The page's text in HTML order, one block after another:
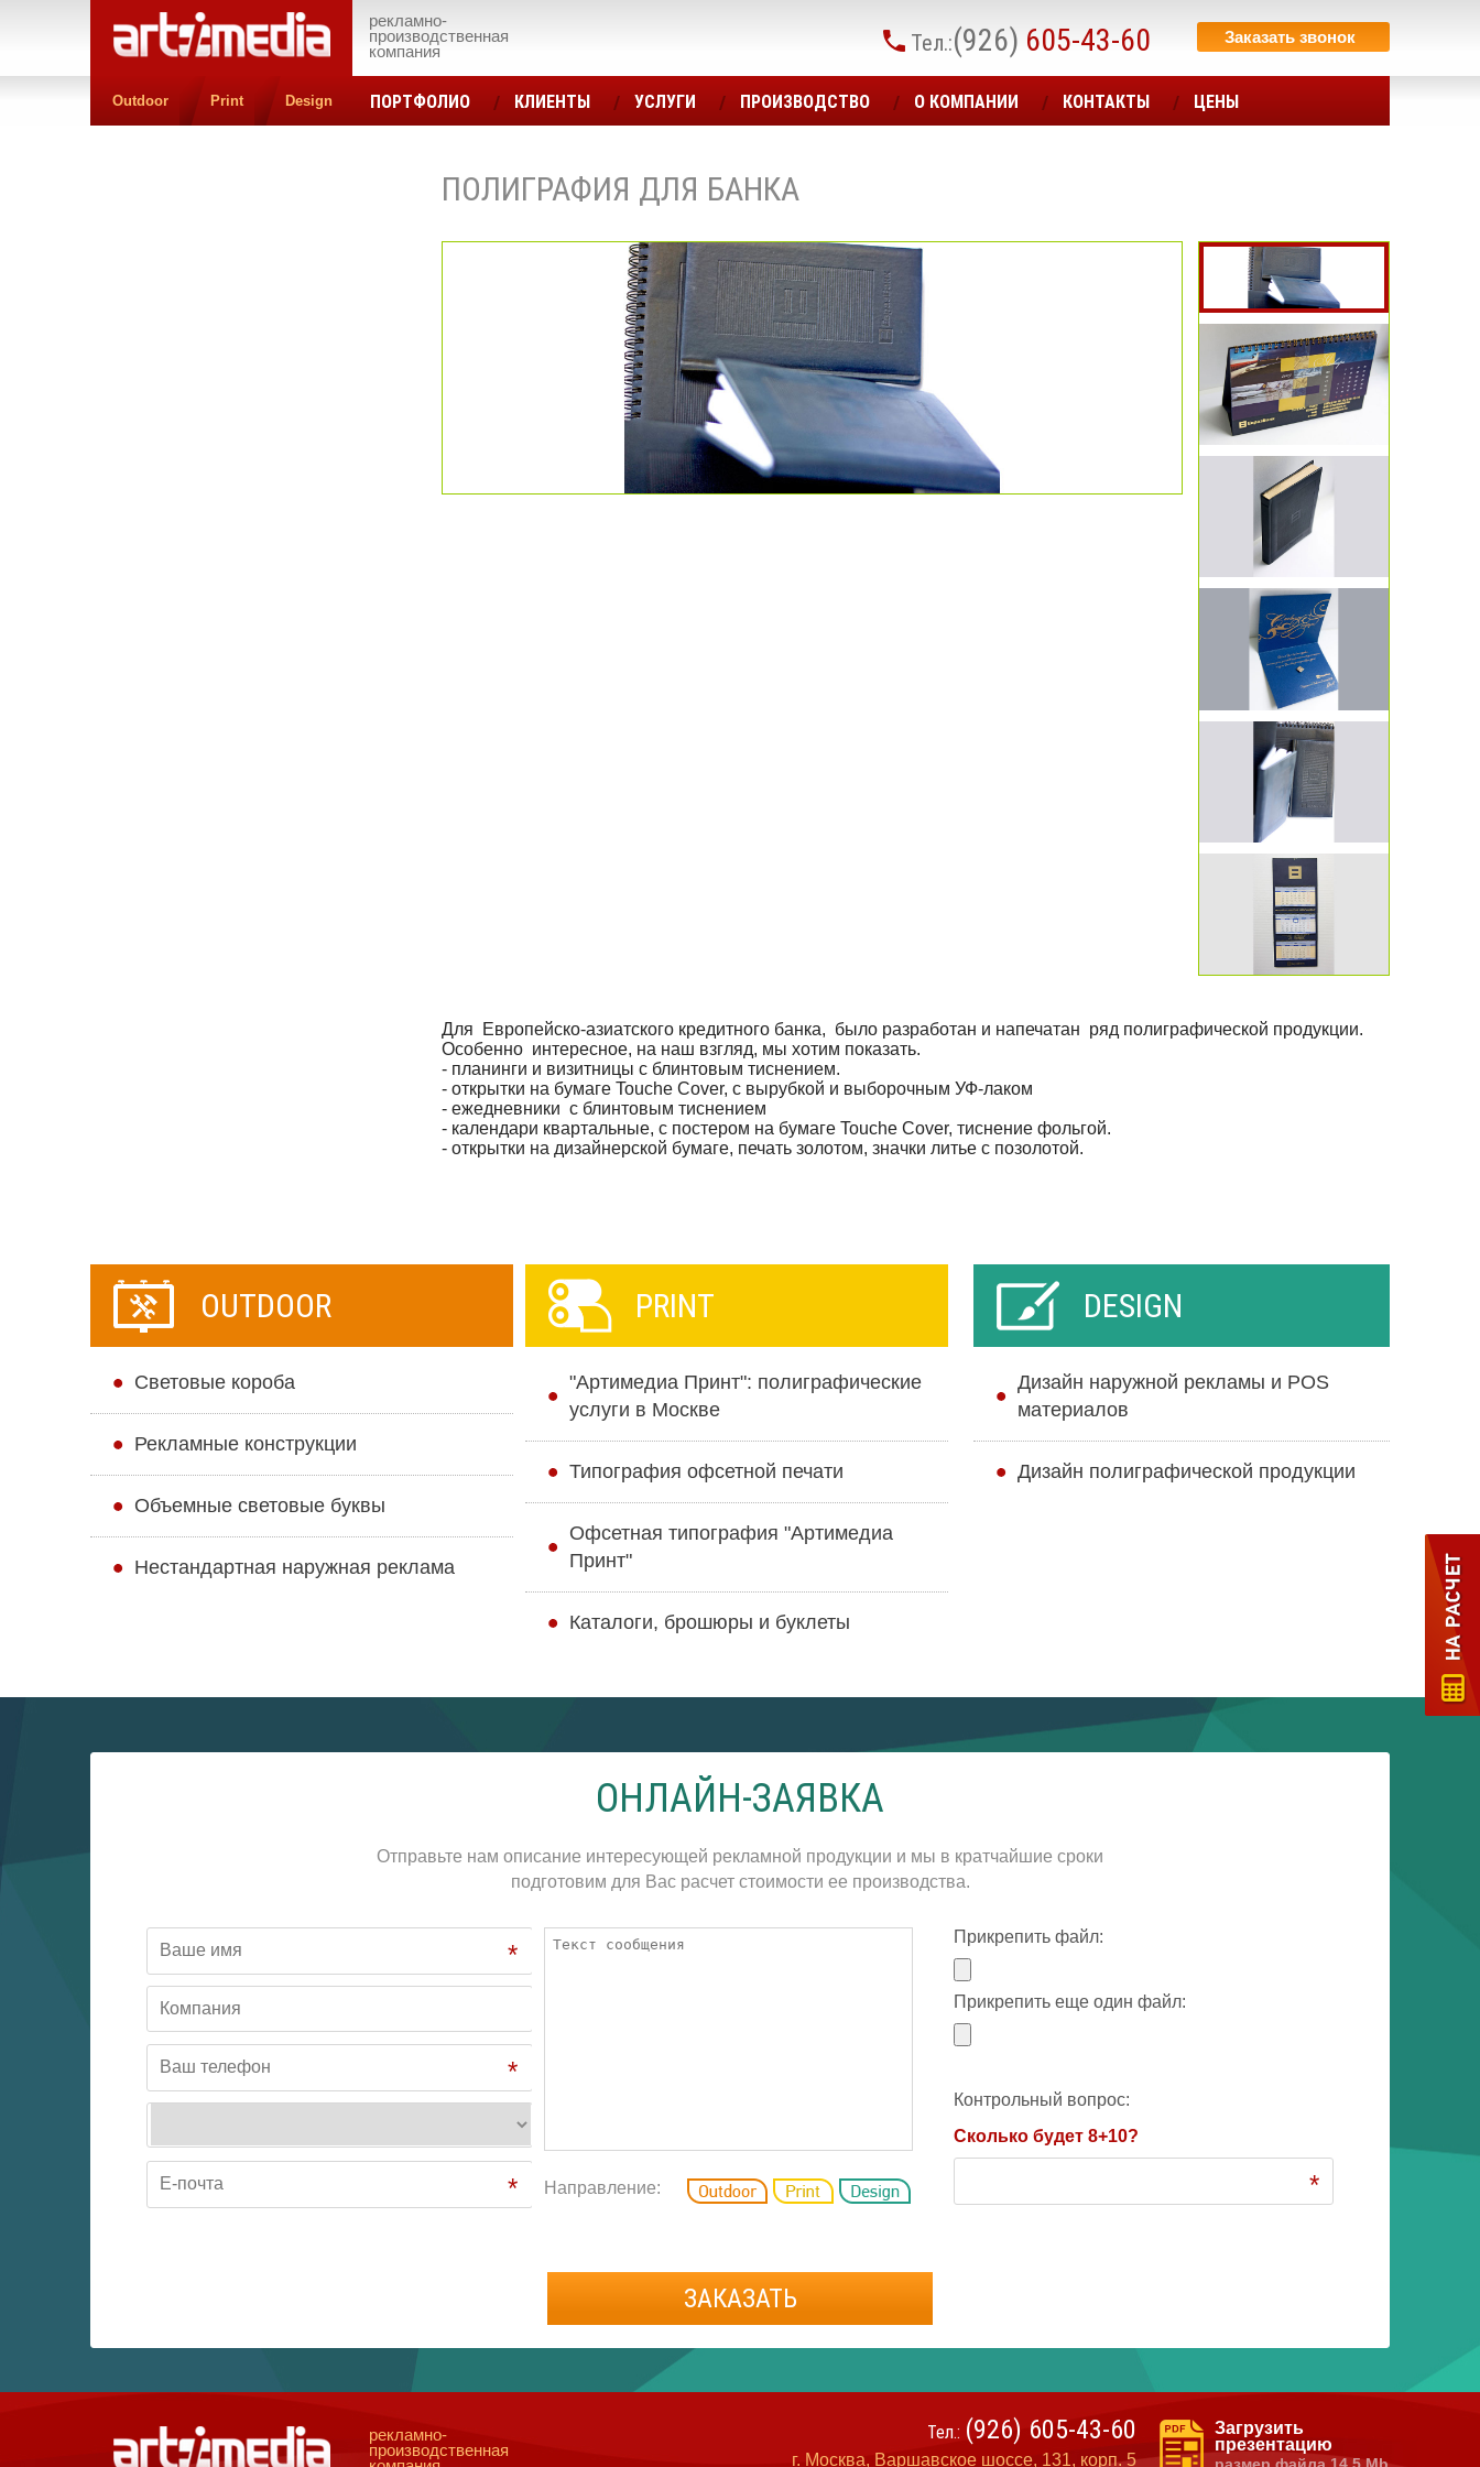
рекламно-
производственная
компания
Заказать звонок
Тел.:(926) 605-43-60
Outdoor Print Design ПОРТФОЛИО КЛИЕНТЫ УСЛУГИ ПРОИЗВОДСТВО О КОМПАНИИ КОНТАКТЫ ЦЕНЫ
ПОЛИГРАФИЯ ДЛЯ БАНКА
Для Европейско-азиатского кредитного банка, было разработан и напечатан ряд полиграфической продукции.
Особенно интересное, на наш взгляд, мы хотим показать.
- планинги и визитницы с блинтовым тиснением.
- открытки на бумаге Touche Cover, с вырубкой и выборочным УФ-лаком
- ежедневники с блинтовым тиснением
- календари квартальные, с постером на бумаге Touche Cover, тиснение фольгой.
- открытки на дизайнерской бумаге, печать золотом, значки литье с позолотой.
OUTDOOR
Cветовые короба
Рекламные конструкции
Объемные световые буквы
Нестандартная наружная реклама
PRINT
"Артимедиа Принт": полиграфические
услуги в Москве
Типография офсетной печати
Офсетная типография "Артимедиа
Принт"
Каталоги, брошюры и буклеты
DESIGN
Дизайн наружной рекламы и POS
материалов
Дизайн полиграфической продукции
ОНЛАЙН-ЗАЯВКА
Отправьте нам описание интересующей рекламной продукции и мы в кратчайшие сроки
подготовим для Вас расчет стоимости ее производства.
*
*
* Направление:
Прикрепить файл:
Прикрепить еще один файл:
Контрольный вопрос:
Сколько будет 8+10?
*
ЗАКАЗАТЬ
рекламно-
производственная
Загрузить
презентацию
Тел.: (926) 605-43-60
г. Москва, Варшавское шоссе, 131, корп. 5